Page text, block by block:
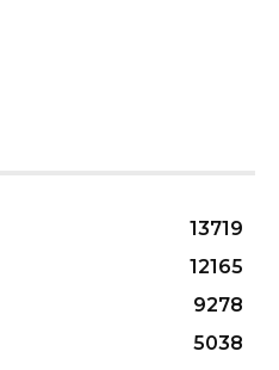
13719
12165
9278
5038